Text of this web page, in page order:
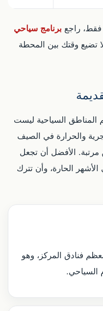
فقط، راجع برنامج سياحي
تضيع وقتك بين المحطة
المناطق السياحية ليست
والحرارة في الصيف
مرتبة. الأفضل أن تجعل
الحارة، وأن تترك
فنادق المركز، وهو
السياحي.